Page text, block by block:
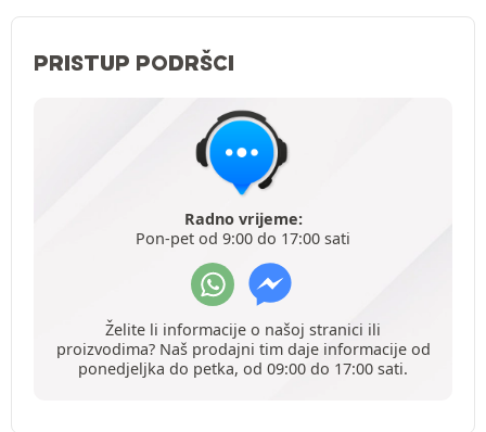
PRISTUP PODRŠCI
Radno vrijeme:
Pon-pet od 9:00 do 17:00 sati
Želite li informacije o našoj stranici ili
proizvodima? Naš prodajni tim daje informacije od
ponedjeljka do petka, od 09:00 do 17:00 sati.